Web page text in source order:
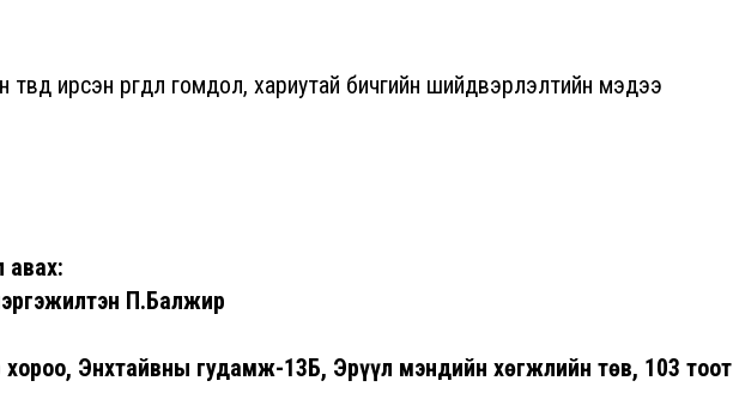
ирсэн өргөдөл гомдол, хариутай бичгийн шийдвэрлэлтийн мэдээ
авах:
П.Балжир
хороо, Энхтайвны гудамж-13Б, Эрүүл мэндийн хөгжлийн төв, 103 тоот